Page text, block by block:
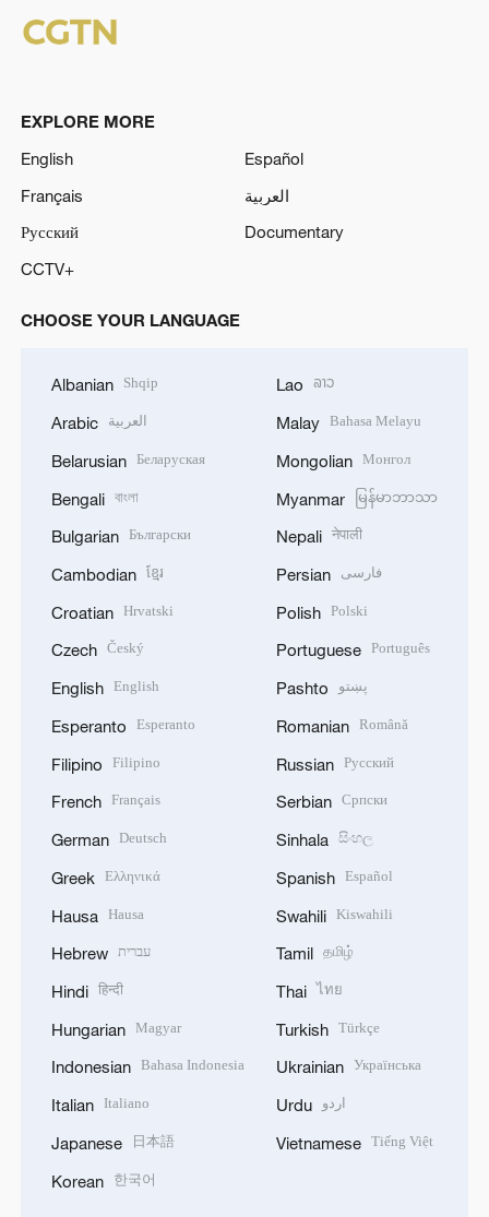
EXPLORE MORE
English
Español
Français
العربية
Русский
Documentary
CCTV+
CHOOSE YOUR LANGUAGE
Albanian Shqip
Arabic العربية
Belarusian Беларуская
Bengali বাংলা
Bulgarian Български
Cambodian ខ្មែរ
Croatian Hrvatski
Czech Český
English English
Esperanto Esperanto
Filipino Filipino
French Français
German Deutsch
Greek Ελληνικά
Hausa Hausa
Hebrew עברית
Hindi हिन्दी
Hungarian Magyar
Indonesian Bahasa Indonesia
Italian Italiano
Japanese 日本語
Korean 한국어
Lao ລາວ
Malay Bahasa Melayu
Mongolian Монгол
Myanmar မြန်မာဘာသာ
Nepali नेपाली
Persian فارسی
Polish Polski
Portuguese Português
Pashto پښتو
Romanian Română
Russian Русский
Serbian Српски
Sinhala සිංහල
Spanish Español
Swahili Kiswahili
Tamil தமிழ்
Thai ไทย
Turkish Türkçe
Ukrainian Українська
Urdu اردو
Vietnamese Tiếng Việt